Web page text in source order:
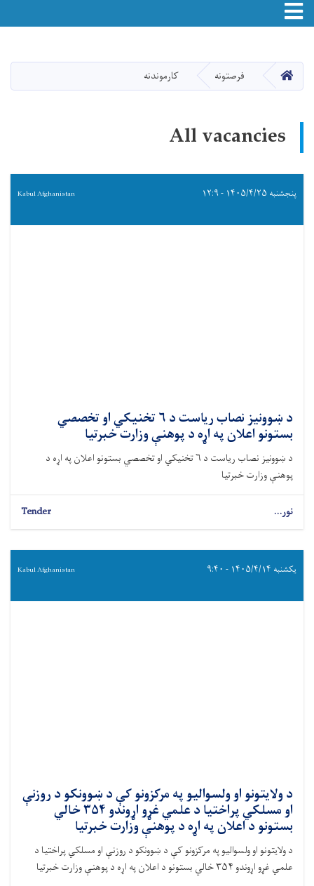
دانګل
Toggle navigation
HOME فرصتونه کارموندنه
All vacancies
پنجشنبه ۱۴۰۵/۴/۲۵ - ۱۲:۹ Kabul Afghanistan
د ښوونیز نصاب ریاست د ۶ تخنیکي او تخصصي
بستونو اعلان په اړه د پوهنې وزارت خبرتیا
د ښوونیز نصاب ریاست د ۶ تخنیکي او تخصصي بستونو اعلان په اړه د
پوهنې وزارت خبرتیا
نور... Tender
یکشنبه ۱۴۰۵/۴/۱۴ - ۹:۴۰ Kabul Afghanistan
د ولایتونو او ولسوالیو په مرکزونو کې د ښوونکو د روزنې
او مسلکي پراختیا د علمي غړو اړوندو ۳۵۴ خالي
بستونو د اعلان په اړه د پوهنې وزارت خبرتیا
د ولایتونو او ولسوالیو په مرکزونو کې د ښوونکو د روزنې او مسلکي پراختیا د
علمي غړو اړوندو ۳۵۴ خالي بستونو د اعلان په اړه د پوهنې وزارت خبرتیا